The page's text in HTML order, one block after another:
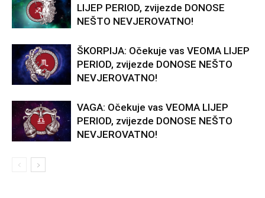
LIJEP PERIOD, zvijezde DONOSE
NEŠTO NEVJEROVATNO!
ŠKORPIJA: Očekuje vas VEOMA LIJEP
PERIOD, zvijezde DONOSE NEŠTO
NEVJEROVATNO!
VAGA: Očekuje vas VEOMA LIJEP
PERIOD, zvijezde DONOSE NEŠTO
NEVJEROVATNO!